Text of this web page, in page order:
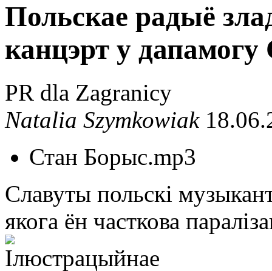
Польскае радыё
канцэрт у
PR dla Zagranicy
Natalia Szymkowiak
Стан Борыс.mp3
Славуты польскі
якога ён часткова